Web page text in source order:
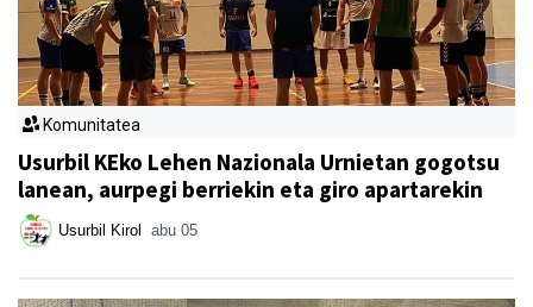
Komunitatea
Usurbil KEko Lehen Nazionala Urnietan gogotsu
lanean, aurpegi berriekin eta giro apartarekin
Usurbil Kirol abu 05